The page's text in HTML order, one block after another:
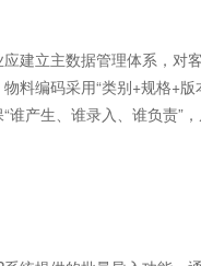
立主数据管理体系，对
编码采用“类别+规格
产生、谁录入、谁负责”，